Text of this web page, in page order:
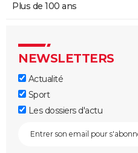
Plus de 100 ans
NEWSLETTERS
Actualité
Sport
Les dossiers d'actu